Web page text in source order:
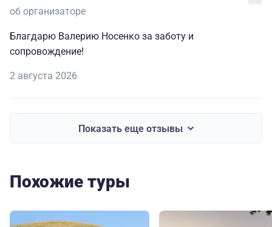
об организаторе
Благдарю Валерию Носенко за заботу и
сопровождение!
2 августа 2026
Показать еще отзывы
Похожие туры